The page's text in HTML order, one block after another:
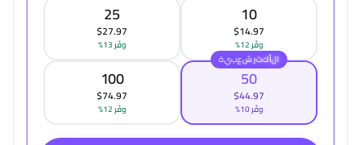
10
$14.97
وفّر 12%
25
$27.97
وفّر 13%
الأكثر شعبيةالأكثرشعبية
50
$44.97
وفّر 10%
100
$74.97
وفّر 12%